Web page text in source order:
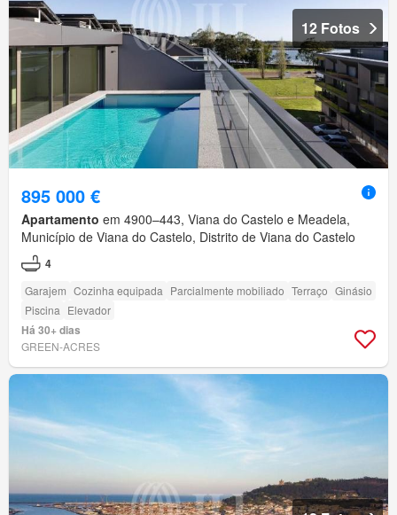
12 Fotos
895 000 €
Apartamento em 4900–443, Viana do Castelo e Meadela,
Município de Viana do Castelo, Distrito de Viana do Castelo
4
Garajem Cozinha equipada Parcialmente mobiliado Terraço Ginásio
Piscina Elevador
Há 30+ dias
GREEN-ACRES